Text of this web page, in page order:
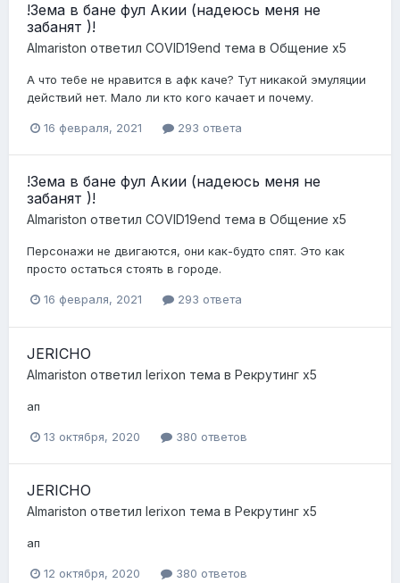
!Зема в бане фул Акии (надеюсь меня не
забанят )!
Almariston ответил COVID19end тема в Общение x5
А что тебе не нравится в афк каче? Тут никакой эмуляции
действий нет. Мало ли кто кого качает и почему.
16 февраля, 2021 293 ответа
!Зема в бане фул Акии (надеюсь меня не
забанят )!
Almariston ответил COVID19end тема в Общение x5
Персонажи не двигаются, они как-будто спят. Это как
просто остаться стоять в городе.
16 февраля, 2021 293 ответа
JERICHO
Almariston ответил Ierixon тема в Рекрутинг x5
ап
13 октября, 2020 380 ответов
JERICHO
Almariston ответил Ierixon тема в Рекрутинг x5
ап
12 октября, 2020 380 ответов